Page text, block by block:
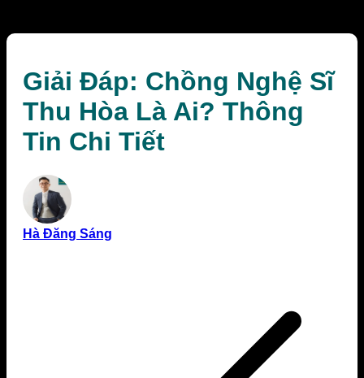
Giải Đáp: Chồng Nghệ Sĩ
Thu Hòa Là Ai? Thông
Tin Chi Tiết
Hà Đăng Sáng